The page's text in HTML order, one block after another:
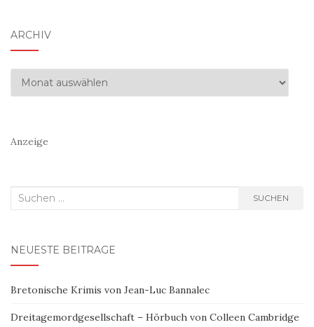
ARCHIV
Archiv
Anzeige
Suchen
SUCHEN
NEUESTE BEITRÄGE
Bretonische Krimis von Jean-Luc Bannalec
Dreitagemordgesellschaft – Hörbuch von Colleen Cambridge